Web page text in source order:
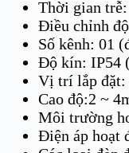
Thời gian
Điều chỉnh
Số kênh: 01
Độ kín: IP54
Vị trí lắp đặt:
Cao độ:2 ~
Môi trường
Điện áp hoạt